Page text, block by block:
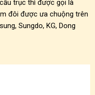
trục thì được gọi là
đôi được ưa chuộng trên
Sungdo, KG, Dong